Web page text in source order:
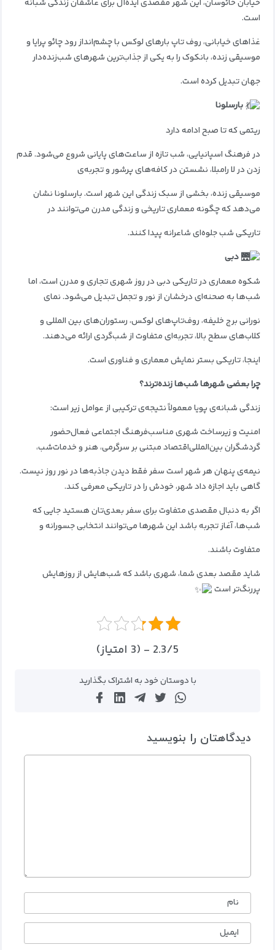
خیابان خائوسان، این شهر مقصدی ایده‌آل برای عاشقان زندگی شبانه
است.
غذاهای خیابانی، روف‌ تاپ‌ بارهای لوکس با چشم‌انداز رود چائو پرایا و
موسیقی زنده، بانکوک را به یکی از جذاب‌ترین شهرهای شب‌زنده‌دار
جهان تبدیل کرده است.
بارسلونا
ریتمی که تا صبح ادامه دارد
در فرهنگ اسپانیایی، شب تازه از ساعت‌های پایانی شروع می‌شود.قدم‌
زدن در لا رامبلا، نشستن در کافه‌های پرشور و تجربه‌ی
موسیقی زنده، بخشی از سبک زندگی این شهر است.بارسلونا نشان
می‌دهد که چگونه معماری تاریخی و زندگی مدرن می‌توانند در
تاریکی شب جلوه‌ای شاعرانه پیدا کنند.
دبی
شکوه معماری در تاریکیدبی در روز شهری تجاری و مدرن است، اما
شب‌ها به صحنه‌ای درخشان از نور و تجمل تبدیل می‌شود.نمای
نورانی برج خلیفه، روف‌تاپ‌های لوکس، رستوران‌های بین‌ المللی و
کلاب‌های سطح بالا، تجربه‌ای متفاوت از شب‌گردی ارائه می‌دهند.
اینجا، تاریکی بستر نمایش معماری و فناوری است.
چرا بعضی شهرها شب‌ها زنده‌ترند؟
زندگی شبانه‌ی پویا معمولاً نتیجه‌ی ترکیبی ازعوامل زیر است:
امنیت و زیرساخت شهری مناسبفرهنگ اجتماعی فعالحضور
گردشگران بین‌المللیاقتصاد مبتنی بر سرگرمی، هنر و خدماتشب،
نیمه‌ی پنهان هر شهر استسفر فقط دیدن جاذبه‌ها در نور روز نیست.
گاهی باید اجازه داد شهر، خودش را در تاریکی معرفی کند.
اگر به دنبال مقصدی متفاوت برای سفر بعدی‌تان هستید جایی که
شب‌ها، آغاز تجربه باشد این شهرها می‌توانند انتخابی جسورانه و
متفاوت باشند.
شاید مقصد بعدی شما، شهری باشد که شب‌هایش از روزهایش
پررنگ‌تر است
2.3/5 - (3 امتیاز)
با دوستان خود به اشتراک بگذارید
دیدگاهتان را بنویسید
نام
ایمیل